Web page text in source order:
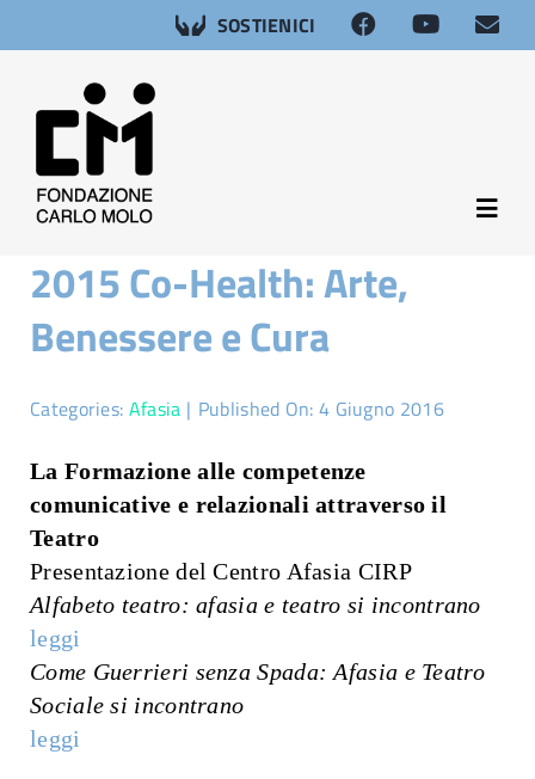
al
contenuto
SOSTIENICI
About
Salute sessuale
Attività
Ricerche
Convegni e articoli
2015 Co-Health: Arte,
Benessere e Cura
Categories: Afasia | Published On: 4 Giugno 2016
La Formazione alle competenze
comunicative e relazionali attraverso il
Teatro
Presentazione del Centro Afasia CIRP
Alfabeto teatro: afasia e teatro si incontrano
leggi
Come Guerrieri senza Spada: Afasia e Teatro
Sociale si incontrano
leggi